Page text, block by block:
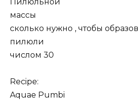
массы
сколько нужно , чтобы
пилюли
числом 30
Recipe:
Aquae Pumbi